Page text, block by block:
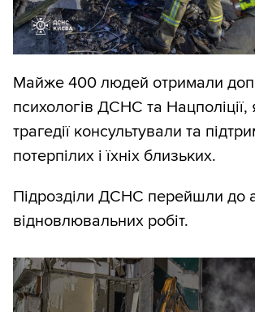
Майже 400 людей отримали
психологів ДСНС та Нацполіції,
трагедії консультували та
потерпілих і їхніх близьких.
Підрозділи ДСНС перейшли до
відновлювальних робіт.